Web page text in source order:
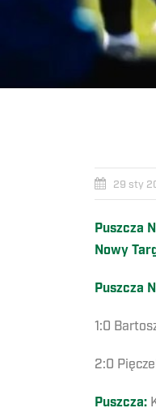
29 sty
Puszcza
Nowy
Puszcza
1:0
2:0
Puszcza: